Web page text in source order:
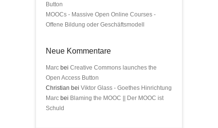
Button
MOOCs - Massive Open Online Courses -
Offene Bildung oder Geschäftsmodell
Neue Kommentare
Marc bei Creative Commons launches the
Open Access Button
Christian bei Viktor Glass - Goethes Hinrichtung
Marc bei Blaming the MOOC || Der MOOC ist
Schuld